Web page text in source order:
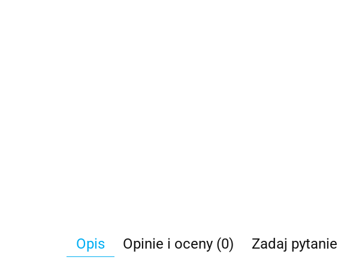
Opis Opinie i oceny (0) Zadaj pytanie